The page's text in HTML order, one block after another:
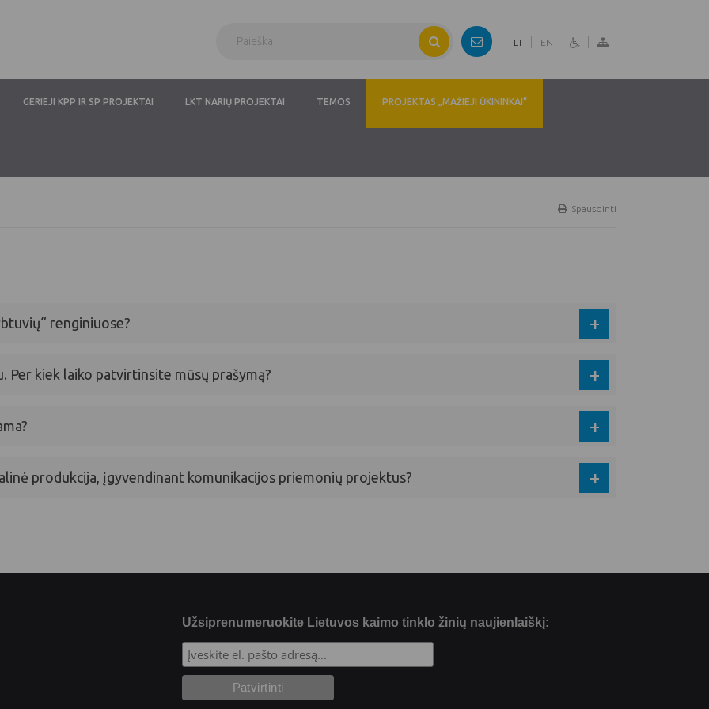
LT EN
GERIEJI KPP IR SP PROJEKTAI LKT NARIŲ PROJEKTAI TEMOS PROJEKTAS „MAŽIEJI ŪKININKAI“
Spausdinti
renginiuose?
kiek laiko patvirtinsite mūsų prašymą?
produkcija, įgyvendinant komunikacijos priemonių projektus?
Užsiprenumeruokite Lietuvos kaimo tinklo žinių naujienlaiškį: